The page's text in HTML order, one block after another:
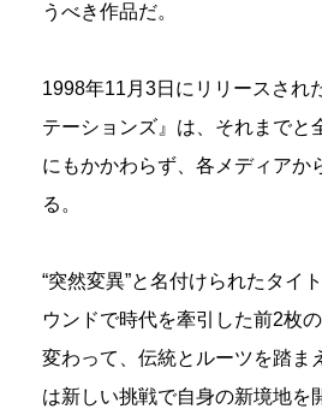
うべき作品だ。
1998年11月3日にリリースされ
テーションズ』は、それまでと
にもかかわらず、各メディアか
る。
“突然変異”と名付けられたタイ
ウンドで時代を牽引した前2枚
変わって、伝統とルーツを踏ま
は新しい挑戦で自身の新境地を